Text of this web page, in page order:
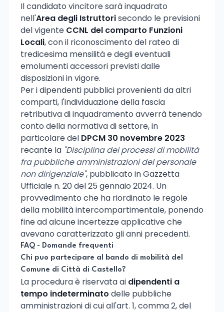
Il candidato vincitore sarà inquadrato
nell'Area degli Istruttorisecondo le previsioni
del vigente CCNL del comparto Funzioni
Locali, con il riconoscimento del rateo di
tredicesima mensilità e degli eventuali
emolumenti accessori previsti dalle
disposizioni in vigore.
Per i dipendenti pubblici provenienti da altri
comparti, l'individuazione della fascia
retributiva di inquadramento avverrà tenendo
conto della normativa di settore, in
particolare del DPCM 30 novembre 2023
recante la "Disciplina dei processi di mobilità
fra pubbliche amministrazioni del personale
non dirigenziale", pubblicato in Gazzetta
Ufficiale n. 20 del 25 gennaio 2024. Un
provvedimento che ha riordinato le regole
della mobilità intercompartimentale, ponendo
fine ad alcune incertezze applicative che
avevano caratterizzato gli anni precedenti.
FAQ - Domande frequenti
Chi puo partecipare al bando di mobilità del
Comune di Città di Castello?
La procedura è riservata ai dipendenti a
tempo indeterminato delle pubbliche
amministrazioni di cui all'art. 1, comma 2, del